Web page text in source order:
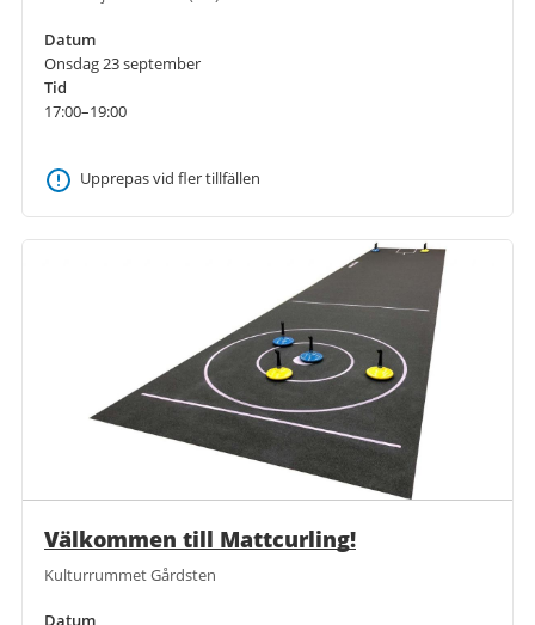
Datum
Onsdag 23 september
Tid
17:00–19:00
Upprepas vid fler tillfällen
Välkommen till Mattcurling!
Kulturrummet Gårdsten
Datum